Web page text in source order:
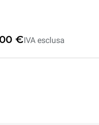
€IVA esclusa